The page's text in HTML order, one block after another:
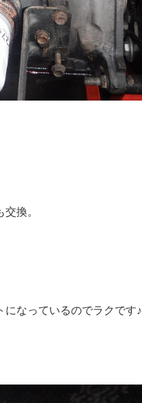
換。
になっているのでラクです♪